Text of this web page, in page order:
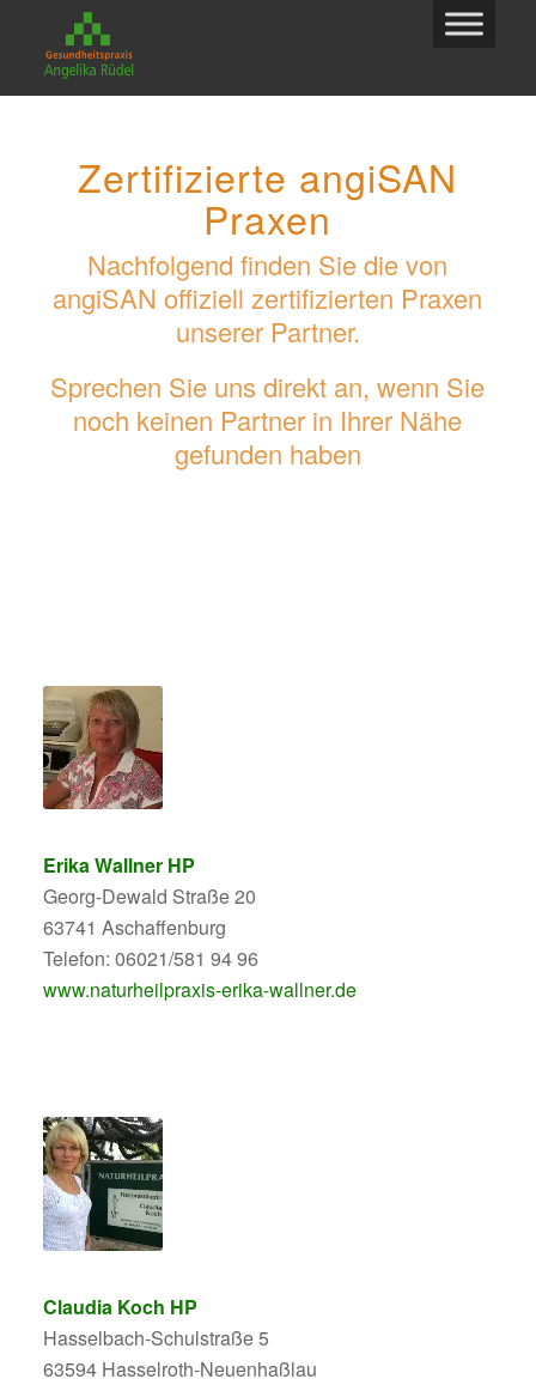
Zertifizierte angiSAN
Praxen
Nachfolgend finden Sie die von
angiSAN offiziell zertifizierten Praxen
unserer Partner.
Sprechen Sie uns direkt an, wenn Sie
noch keinen Partner in Ihrer Nähe
gefunden haben
Erika Wallner HP
Georg-Dewald Straße 20
63741 Aschaffenburg
Telefon: 06021/581 94 96
www.naturheilpraxis-erika-wallner.de
Claudia Koch HP
Hasselbach-Schulstraße 5
63594 Hasselroth-Neuenhaßlau